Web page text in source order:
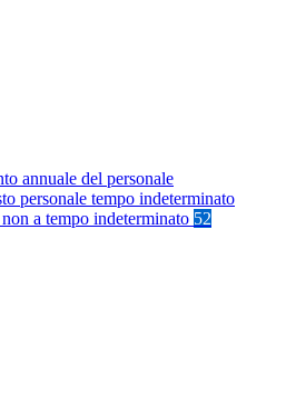
annuale del personale
personale tempo indeterminato
a tempo indeterminato 52